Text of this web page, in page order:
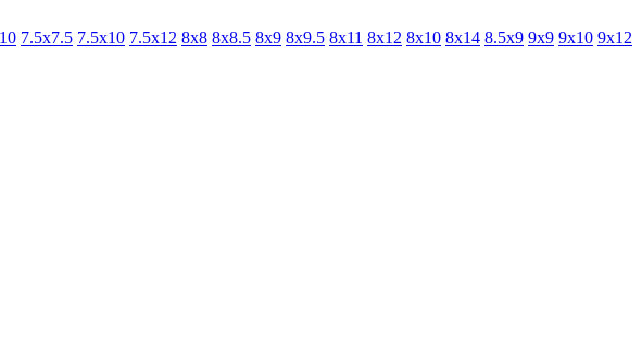
7.5х7.5 7.5х10 7.5х12 8х8 8х8.5 8х9 8х9.5 8х11 8х12 8x10 8х14 8.5х9 9х9 9х10 9х12